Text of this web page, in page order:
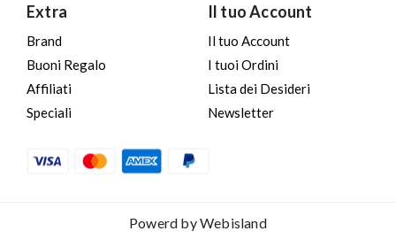
Extra
Brand
Buoni Regalo
Affiliati
Speciali
Il tuo Account
Il tuo Account
I tuoi Ordini
Lista dei Desideri
Newsletter
Powerd byWebisland